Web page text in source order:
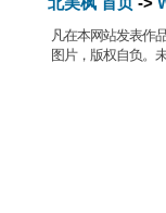
凡在本网站发表作
图片，版权自负。